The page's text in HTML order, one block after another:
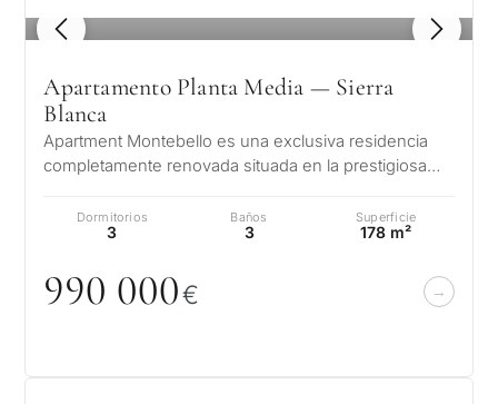
1 / 8
Apartamento Planta Media — Sierra
Blanca
Apartment Montebello es una exclusiva residencia
completamente renovada situada en la prestigiosa
Dormitorios
3
Baños
3
Superficie
178 m²
990 000€
qué